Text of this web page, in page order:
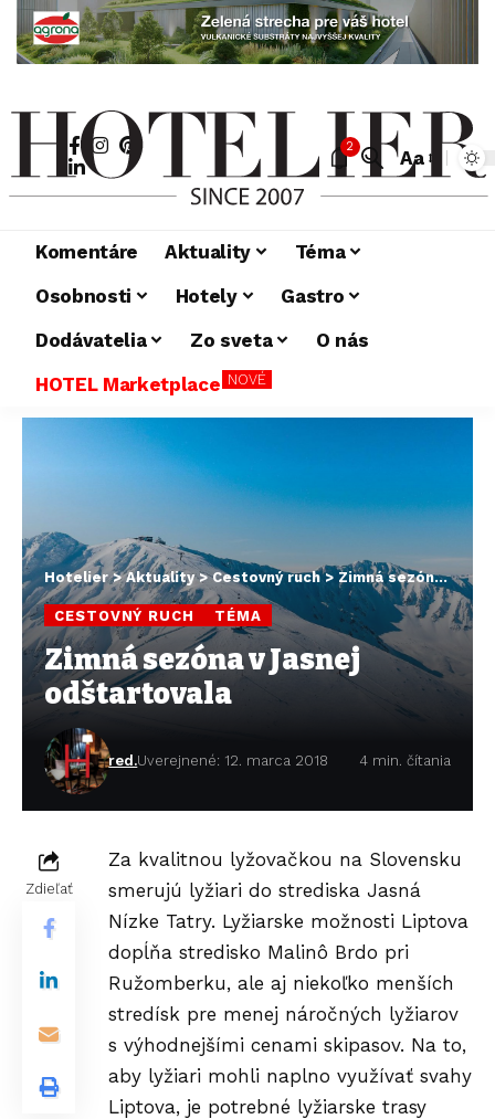
2
Aa
Komentáre Aktuality
Téma
Osobnosti
Hotely
Gastro
Dodávatelia
Zo sveta
O nás
HOTEL Marketplace NOVÉ
Hotelier>Aktuality>Cestovný ruch> Zimná sezóna v Jasnej odštartovala
CESTOVNÝ RUCH TÉMA
Zimná sezóna v Jasnej
odštartovala
red.Uverejnené: 12. marca 2018 4 min. čítania
Zdieľať
Za kvalitnou lyžovačkou na Slovensku
smerujú lyžiari do strediska Jasná
Nízke Tatry. Lyžiarske možnosti Liptova
dopĺňa stredisko Malinô Brdo pri
Ružomberku, ale aj niekoľko menších
stredísk pre menej náročných lyžiarov
s výhodnejšími cenami skipasov. Na to,
aby lyžiari mohli naplno využívať svahy
Liptova, je potrebné lyžiarske trasy